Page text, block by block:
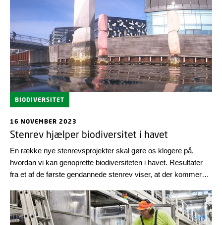
BIODIVERSITET
16 NOVEMBER 2023
Stenrev hjælper biodiversitet i havet
En række nye stenrevsprojekter skal gøre os klogere på,
hvordan vi kan genoprette biodiversiteten i havet. Resultater
fra et af de første gendannede stenrev viser, at der kommer